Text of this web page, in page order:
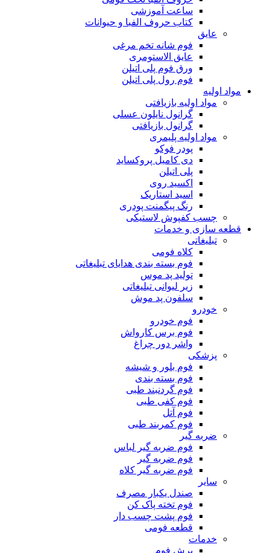
ساعت آموزشی
کتاب حروف الفبا و حیوانات
عایق
فوم شانه تخم مرغی
عایق الاستومری
ورق فوم پلی اتیلن
فوم رول پلی اتیلن
مواد اولیه
مواد اولیه بازیافتی
گرانول نایلون عسلی
گرانول بازیافتی
مواد اولیه پلیمری
پودر فوکو
دی کامیل پروکساید
پلی اتیلن
اکسید روی
اسید استاریک
رنگ پیگمنت پودری
چسب کفپوش لاستیکی
قطعه سازی و خدمات
تبلیغاتی
کلاه فومی
فوم بسته بندی هدایای تبلیغاتی
تولید پد موس
زیر لیوانی تبلیغاتی
سلفون پد موش
خودرو
فوم خودرو
فوم برس کارواش
واشر دور چراغ
پزشکی
فوم بلور و شیشه
فوم بسته بندی
فوم گردنبند طبی
فوم کفی طبی
فوم آتل
فوم کمربند طبی
ضربه گیر
فوم ضربه گیر لباس
فوم ضربه گیر
فوم ضربه گیر کلاه
سایر
صندل یکبار مصرف
فوم تخته پاک کن
فوم پشت چسب دار
قطعه فومی
خدمات
برش فوم